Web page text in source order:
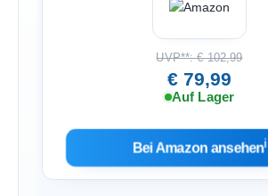
UVP**: € 102,99
€ 79,99
Auf Lager
Bei Amazon ansehenℹ︎